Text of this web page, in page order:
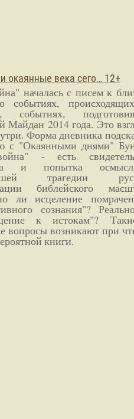
окаянные века сего… 12+
началась с писем к
событиях,
событиях,
Майдан 2014 года. Это
Форма дневника
с "Окаянными днями"
- есть
и попытка
трагедии
библейского
ли исцеление
сознания"?
к истокам"?
вопросы возникают при
книги.